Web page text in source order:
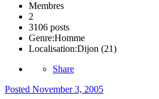
Membres
2
3106 posts
Genre:Homme
Localisation:Dijon (21)
Share
Posted November 3, 2005